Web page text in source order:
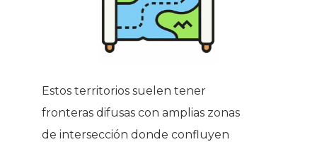
Estos territorios suelen tener
fronteras difusas con amplias zonas
de intersección donde confluyen